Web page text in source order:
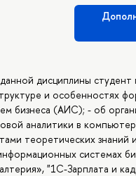
данной дисциплины
и особенностях
бизнеса (АИС); - об
аналитики в
теоретических знаний
системах
"1С-Зарплата и